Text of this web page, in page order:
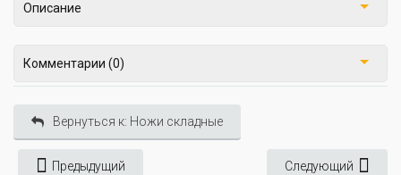
Описание
Комментарии (0)
Вернуться к: Ножи складные
Предыдущий Следующий